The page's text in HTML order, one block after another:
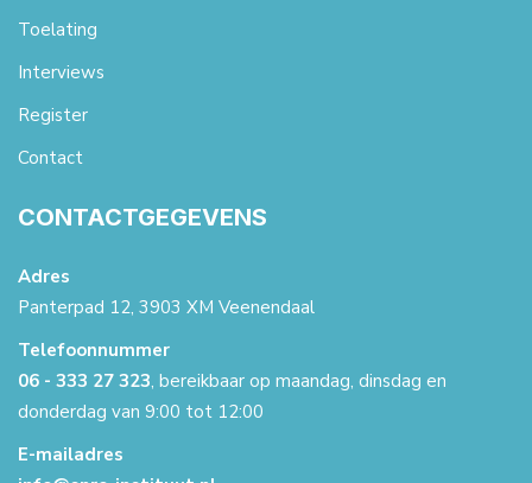
Toelating
Interviews
Register
Contact
CONTACTGEGEVENS
Adres
Panterpad 12, 3903 XM Veenendaal
Telefoonnummer
06 - 333 27 323, bereikbaar op maandag, dinsdag en
donderdag van 9:00 tot 12:00
E-mailadres